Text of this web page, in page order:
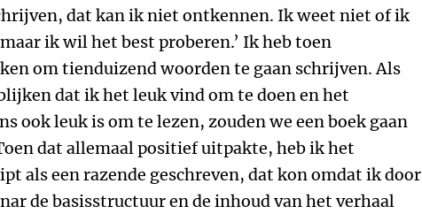
dat kan ik niet ontkennen. Ik weet niet of ik
ik wil het best proberen.’ Ik heb toen
om tienduizend woorden te gaan schrijven. Als
dat ik het leuk vind om te doen en het
ook leuk is om te lezen, zouden we een boek gaan
dat allemaal positief uitpakte, heb ik het
als een razende geschreven, dat kon omdat ik door
de basisstructuur en de inhoud van het verhaal